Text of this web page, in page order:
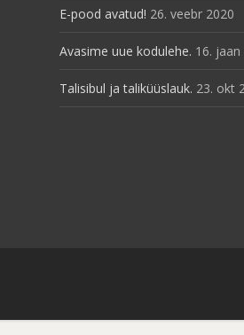
E-pood avatud! 26. veebr 2020
Avasime uue kodulehe. 16.
Talisibul ja taliküüslauk. 23. okt